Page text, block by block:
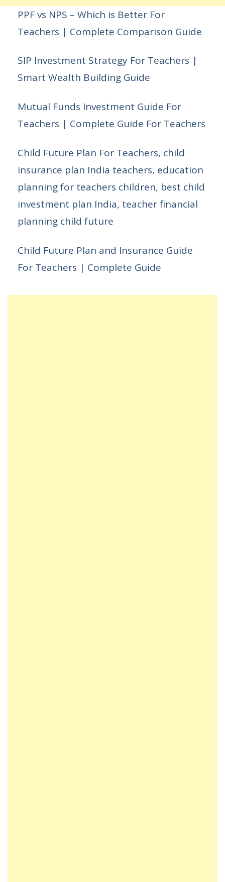
PPF vs NPS – Which is Better For
Teachers | Complete Comparison Guide
SIP Investment Strategy For Teachers |
Smart Wealth Building Guide
Mutual Funds Investment Guide For
Teachers | Complete Guide For Teachers
Child Future Plan For Teachers, child
insurance plan India teachers, education
planning for teachers children, best child
investment plan India, teacher financial
planning child future
Child Future Plan and Insurance Guide
For Teachers | Complete Guide